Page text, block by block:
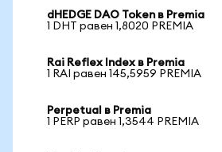
dHEDGE DAO Token в Premia
1 DHT равен 1,8020 PREMIA
Rai Reflex Index в Premia
1 RAI равен 145,5959 PREMIA
Perpetual в Premia
1 PERP равен 1,3544 PREMIA